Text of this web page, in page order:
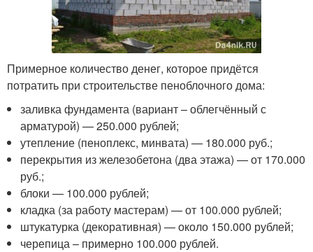
Примерное количество денег, которое придётся
потратить при строительстве пеноблочного дома:
заливка фундамента (вариант – облегчённый с
арматурой) — 250.000 рублей;
утепление (пеноплекс, минвата) — 180.000 руб.;
перекрытия из железобетона (два этажа) — от 170.000
руб.;
блоки — 100.000 рублей;
кладка (за работу мастерам) — от 100.000 рублей;
штукатурка (декоративная) — около 150.000 рублей;
черепица – примерно 100.000 рублей.